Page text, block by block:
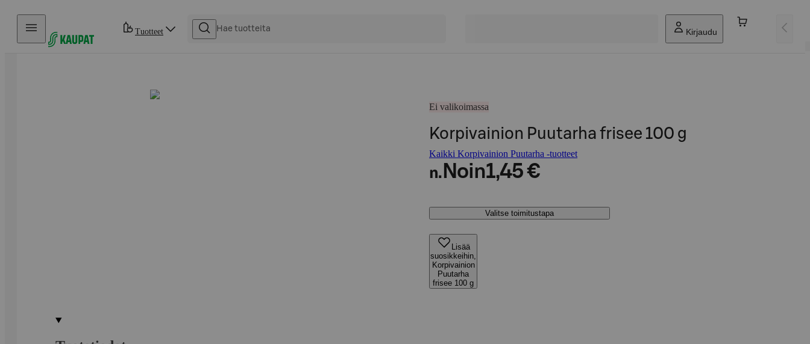
Hyppää sisältöön
Tuotteet Kirjaudu
Ei valikoimassa
Korpivainion Puutarha frisee 100 g
Kaikki Korpivainion Puutarha -tuotteet
n. Noin1,45 €
Valitse toimitustapa
Lisää
suosikkeihin,
Korpivainion
Puutarha
frisee 100 g